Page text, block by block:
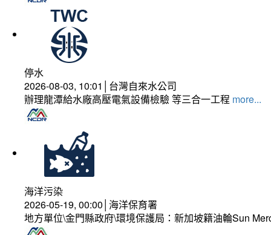
停水
2026-08-03, 10:01│台灣自來水公司
辦理龍潭給水廠高壓電氣設備檢驗 等三合一工程 more...
海洋污染
2026-05-19, 00:00│海洋保育署
地方單位\金門縣政府\環境保護局：新加坡籍油輪Sun